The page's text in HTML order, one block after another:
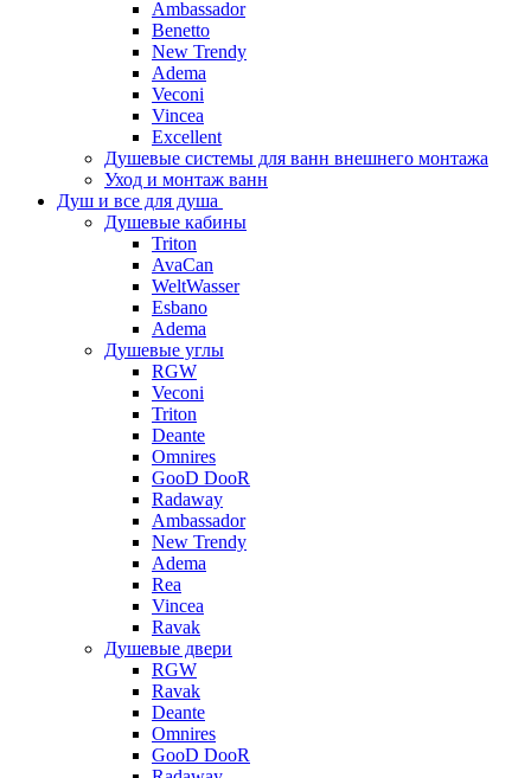
Ambassador
Benetto
New Trendy
Adema
Veconi
Vincea
Excellent
Душевые системы для ванн внешнего монтажа
Уход и монтаж ванн
Душ и все для душа
Душевые кабины
Triton
AvaCan
WeltWasser
Esbano
Adema
Душевые углы
RGW
Veconi
Triton
Deante
Omnires
GooD DooR
Radaway
Ambassador
New Trendy
Adema
Rea
Vincea
Ravak
Душевые двери
RGW
Ravak
Deante
Omnires
GooD DooR